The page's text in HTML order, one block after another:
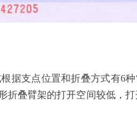
支点位置和折叠方式有6
折叠臂架的打开空间较低，